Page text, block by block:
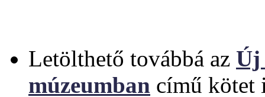
Letölthető továbbá az Új
múzeumban című kötet